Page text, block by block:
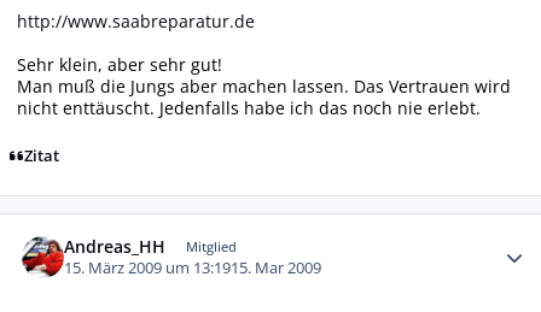
http://www.saabreparatur.de
Sehr klein, aber sehr gut!
Man muß die Jungs aber machen lassen. Das Vertrauen wird
nicht enttäuscht. Jedenfalls habe ich das noch nie erlebt.
Zitat
Andreas_HH Mitglied
15. März 2009 um 13:1915. Mar 2009